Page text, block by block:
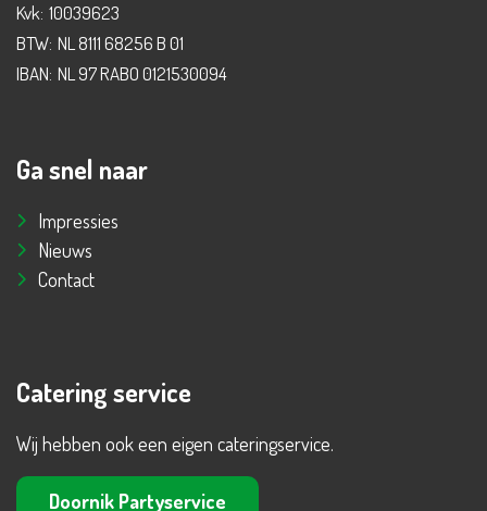
Kvk: 10039623
BTW: NL 8111 68256 B 01
IBAN: NL 97 RABO 0121530094
Ga snel naar
Impressies
Nieuws
Contact
Catering service
Wij hebben ook een eigen cateringservice.
Doornik Partyservice